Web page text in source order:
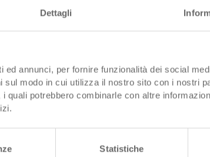
Dettagli
annunci, per fornire funzionalità dei social
modo in cui utilizza il nostro sito con i nostri
quali potrebbero combinarle con altre
Statistiche
Altezza di
Volume
Peso
Pareti laterali